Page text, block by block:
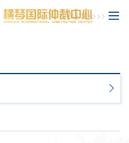
主页功能>>>